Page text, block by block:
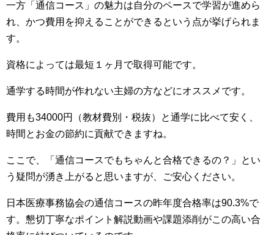
一方「通信コース」の魅力は自分のペースで学習が進めら
れ、かつ費用を抑えることができるという点が挙げられま
す。
資格によっては最短１ヶ月で取得可能です。
通学する時間が作れない主婦の方などにオススメです。
費用も34000円（教材費別・税抜）と通学に比べて安く、
時間とお金の節約に貢献できますね。
ここで、「通信コースでもちゃんと合格できるの？」とい
う疑問が湧き上がると思いますが、ご安心ください。
日本医療事務協会の通信コースの昨年度合格率は90.3%で
す。懇切丁寧なポイント解説動画や課題添削がこの高い合